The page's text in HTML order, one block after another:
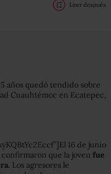
Leer después
años quedó tendido sobre
Cuauhtémoc en Ecatepec,
16 de junio
que la joven fue
Los agresores le